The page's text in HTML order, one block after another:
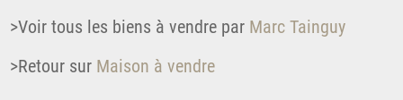
>Voir tous les biens à vendre parMarc Tainguy
>Retour surMaison à vendre